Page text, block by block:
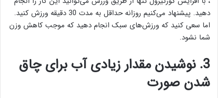
دهید. پیشنهاد می‌کنیم روزانه حداقل به مدت 30 دقیقه ورزش کنید.
اما سعی کنید که ورزش‌های سبک انجام دهید که موجب کاهش وزن
شما نشود.
3. نوشیدن مقدار زیادی آب برای چاق
شدن صورت